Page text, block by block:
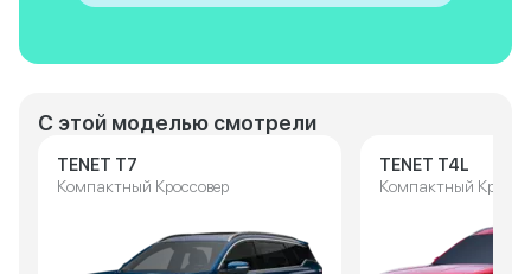
С этой моделью смотрели
TENET T7
Компактный Кроссовер
TENET T4L
Компактный